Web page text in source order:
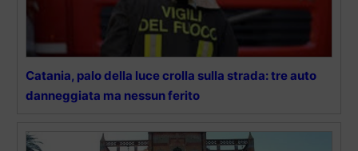
Catania, palo della luce crolla sulla strada: tre auto
danneggiata ma nessun ferito